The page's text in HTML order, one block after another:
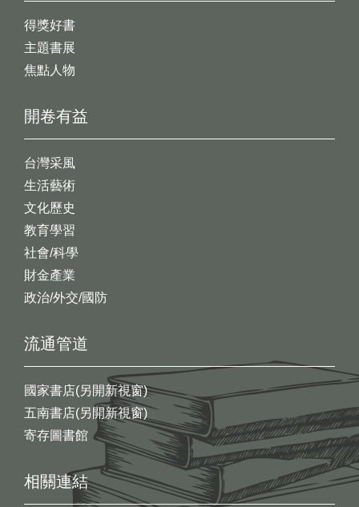
開卷有益
台灣采風
生活藝術
文化歷史
教育學習
社會/科學
財金產業
政治/外交/國防
得獎好書
主題書展
焦點人物
流通管道
國家書店(另開新視窗)
五南書店(另開新視窗)
寄存圖書館
相關連結